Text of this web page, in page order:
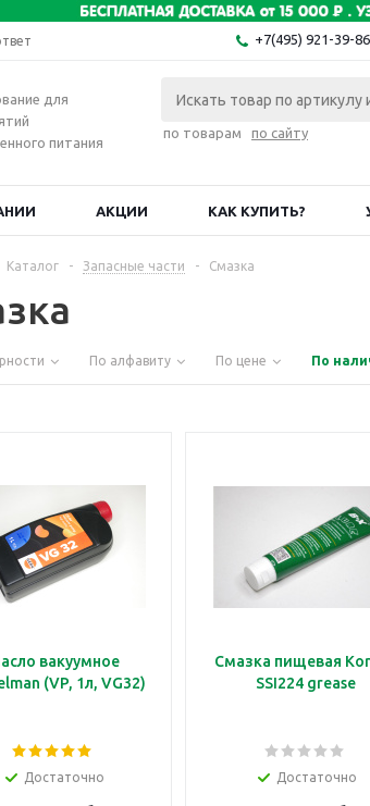
+7(495) 921-39-86
для
питания
по товарам по сайту
АКЦИИ КАК КУПИТЬ?
Каталог - Запасные части - Смазка
По алфавиту По цене По
вакуумное
(VP, 1л, VG32)
Достаточно
Смазка пищевая
SSI224 grease
Достаточно